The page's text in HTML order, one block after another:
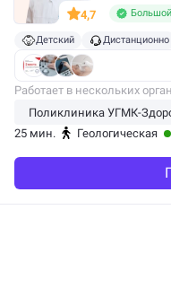
4,7
Детский Дистанционно
Работает в нескольких
25 мин. Геологическая